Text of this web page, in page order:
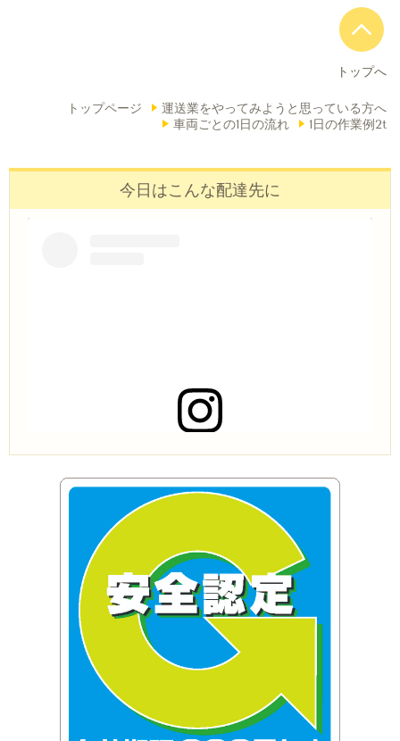
トップへ
トップページ
運送業をやってみようと思っている方へ
車両ごとの1日の流れ
1日の作業例2t
今日はこんな配達先に
この投稿をInstagramで見る